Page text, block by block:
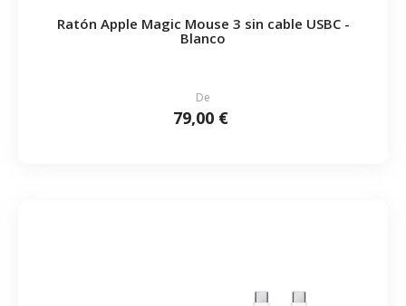
Ratón Apple Magic Mouse 3 sin cable USBC -
Blanco
De
79,00 €